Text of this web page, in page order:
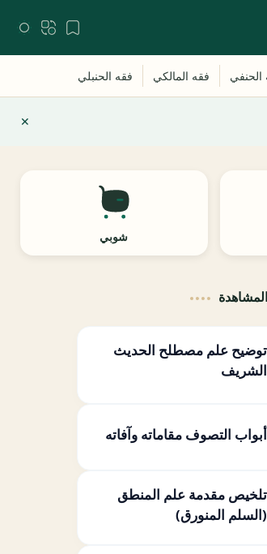
شوبي
توضيح علم مصطلح الحديث
الشريف
أبواب التصوف مقاماته وآفاته
تلخيص مقدمة علم المنطق
(السلم المنورق)